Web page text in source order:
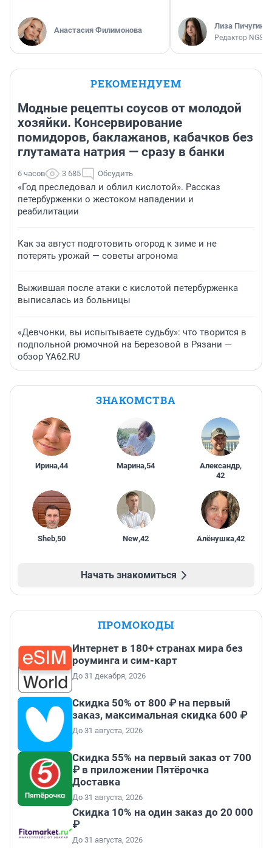
Анастасия Филимонова Лиза Пичугина
Редактор
РЕКОМЕНДУЕМ
Модные рецепты соусов от молодой
хозяйки. Консервирование
помидоров, баклажанов, кабачков без
глутамата натрия — сразу в банки
6 часов 3 685 Обсудить
«Год преследовал и облил кислотой». Рассказ
петербурженки о жестоком нападении и
реабилитации
Как за август подготовить огород к зиме и не
потерять урожай — советы агронома
Выжившая после атаки с кислотой петербурженка
выписалась из больницы
«Девчонки, вы испытываете судьбу»: что творится в
подпольной рюмочной на Березовой в Рязани —
обзор YA62.RU
ЗНАКОМСТВА
Ирина,44 Марина,54 Александр,
42
Sheb,50 New,42 Алёнушка,42
Начать знакомиться
ПРОМОКОДЫ
Интернет в 180+ странах мира без
роуминга и сим-карт
До 31 декабря, 2026
Скидка 50% от 800 ₽ на первый
заказ, максимальная скидка 600 ₽
До 31 августа, 2026
Скидка 55% на первый заказ от 700
₽ в приложении Пятёрочка
Доставка
До 31 августа, 2026
Скидка 10% на один заказ до 20 000
₽
До 31 августа, 2026